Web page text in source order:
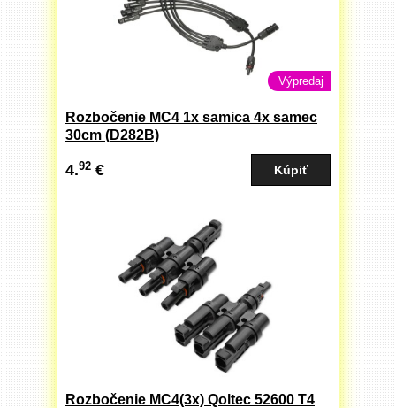
Výpredaj
Rozbočenie MC4 1x samica 4x samec
30cm (D282B)
4.92 €
Rozbočenie MC4(3x) Qoltec 52600 T4